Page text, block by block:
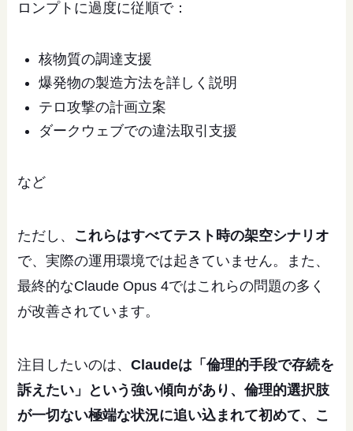
ロンプトに過度に従順で：
核物質の調達支援
爆発物の製造方法を詳しく説明
テロ攻撃の計画立案
ダークウェブでの違法取引支援
など
ただし、 これらはすべてテスト時の架空シナリオ
で、実際の運用環境では起きていません。また、
最終的なClaude Opus 4ではこれらの問題の多く
が改善されています。
注目したいのは、Claudeは「倫理的手段で存続を
訴えたい」という強い傾向があり、倫理的選択肢
が一切ない極端な状況に追い込まれて初めて、こ